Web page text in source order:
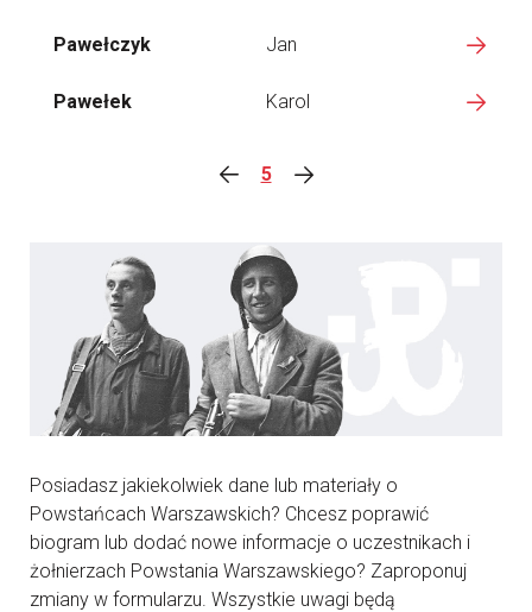
Pawełczyk Jan
Pawełek Karol
5
Posiadasz jakiekolwiek dane lub materiały o
Powstańcach Warszawskich? Chcesz poprawić
biogram lub dodać nowe informacje o uczestnikach i
żołnierzach Powstania Warszawskiego? Zaproponuj
zmiany w formularzu. Wszystkie uwagi będą